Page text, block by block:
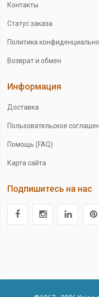
Контакты
Статус заказа
Политика
Возврат и обмен
Информация
Доставка
Пользовательское
Помощь (FAQ)
Карта сайта
Подпишитесь на нас